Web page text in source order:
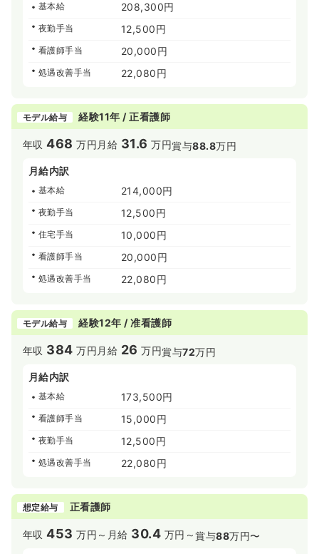
基本給 208,300円
夜勤手当 12,500円
看護師手当 20,000円
処遇改善手当 22,080円
モデル給与 経験11年 / 正看護師
年収468 万円 月給 31.6 万円賞与88.8万円
月給内訳
基本給 214,000円
夜勤手当 12,500円
住宅手当 10,000円
看護師手当 20,000円
処遇改善手当 22,080円
モデル給与 経験12年 / 准看護師
年収 384 万円 月給 26 万円賞与72万円
月給内訳
基本給 173,500円
看護師手当 15,000円
夜勤手当 12,500円
処遇改善手当 22,080円
想定給与 正看護師
年収453 万円～ 月給 30.4 万円～賞与88万円〜